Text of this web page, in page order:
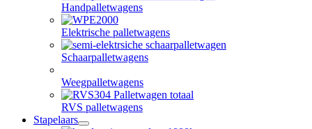
Handpalletwagens
Elektrische palletwagens
Schaarpalletwagens
Weegpalletwagens
RVS palletwagens
Stapelaars